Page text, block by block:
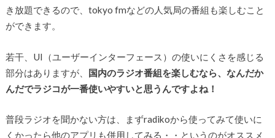
き放題できるので、tokyo fmなどの人気局の番組も楽しむこと
ができます。
若干、UI（ユーザーインターフェース）の使いにくさを感じる
部分はありますが、 国内のラジオ番組を楽しむなら、なんだか
んだでラジコが一番使いやすいと思うんですよね！
普段ラジオを聞かない方は、まずradikoから使ってみて使いに
くかったら他のアプリも併用してみる・・というのがオススメ